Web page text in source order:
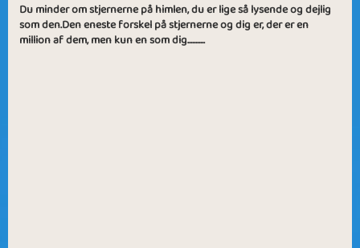
Du minder om stjernerne på himlen, du er lige så lysende og dejlig
som den.Den eneste forskel på stjernerne og dig er, der er en
million af dem, men kun en som dig...........